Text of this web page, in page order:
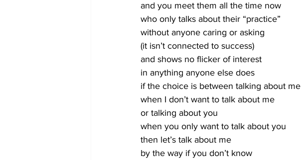
and you meet them all the time now
who only talks about their “practice”
without anyone caring or asking
(it isn’t connected to success)
and shows no flicker of interest
in anything anyone else does
if the choice is between talking about me
when I don’t want to talk about me
or talking about you
when you only want to talk about you
then let’s talk about me
by the way if you don’t know